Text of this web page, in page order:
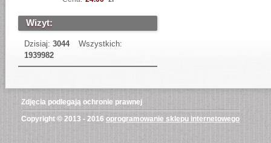
Wizyt:
Dzisiaj: 3044
Wszystkich:
1939982
Zdjęcia podlegają ochronie prawnej
Copyright © 2013 - 2016 oprogramowanie sklepu internetowego